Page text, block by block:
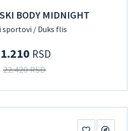
BODY MIDNIGHT
sportovi / Duks flis
RSD
22.420 RSD